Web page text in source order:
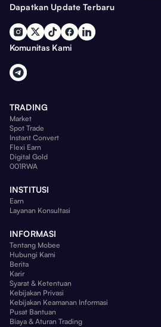
Dapatkan Update Terbaru
Komunitas Kami
TRADING
Market
Spot Trade
Instant Convert
Flexi Earn
Digital Gold
001RWA
INSTITUSI
Earn
Layanan Konsultasi
INFORMASI
Tentang Mobee
Hubungi Kami
Berita
Karir
Syarat & Ketentuan
Kebijakan Privasi
Kebijakan Keamanan Informasi
Pusat Bantuan
Biaya & Aturan Trading